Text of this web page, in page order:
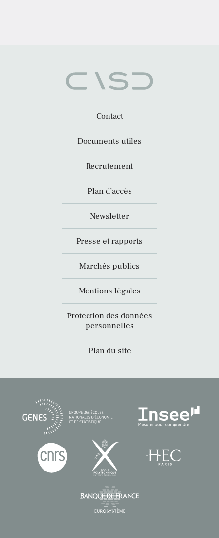
Contact
Documents utiles
Recrutement
Plan d’accès
Newsletter
Presse et rapports
Marchés publics
Mentions légales
Protection des données
personnelles
Plan du site